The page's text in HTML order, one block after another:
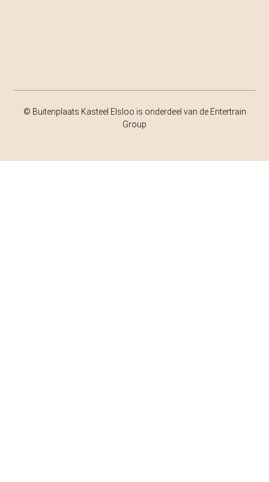
© Buitenplaats Kasteel Elsloo is onderdeel van de Entertrain
Group